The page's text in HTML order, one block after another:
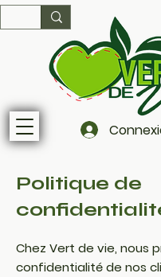
Politique de
Chez Vert de vie, nous
confidentialité de nos